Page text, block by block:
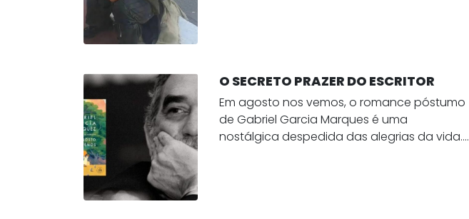
O SECRETO PRAZER DO ESCRITOR
Em agosto nos vemos, o romance póstumo
de Gabriel Garcia Marques é uma
nostálgica despedida das alegrias da vida....